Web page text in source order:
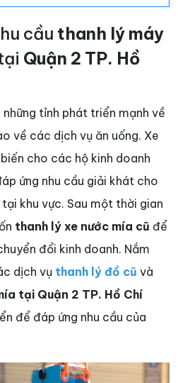
cầu thanh lý máy
Quận 2 TP. Hồ
tỉnh phát triển mạnh về
về các dịch vụ ăn uống. Xe
cho các hộ kinh doanh
ứng nhu cầu giải khát cho
khu vực. Sau một thời gian
thanh lý xe nước mía cũ để
đổi kinh doanh. Nắm
dịch vụ thanh lý đồ cũ và
tại Quận 2 TP. Hồ Chí
để đáp ứng nhu cầu của